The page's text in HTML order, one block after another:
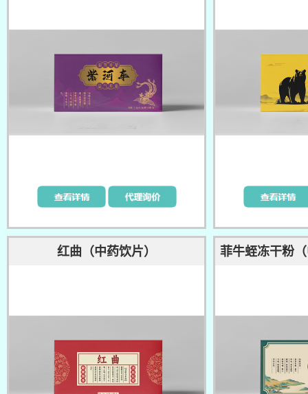
红曲（中药饮片） 菲牛蛭冻干粉